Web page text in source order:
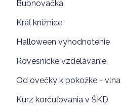
Bubnovačka
Kráľ knižnice
Halloween vyhodnotenie
Rovesnícke vzdelávanie
Od ovečky k pokožke - vlna
Kurz korčuľovania v ŠKD